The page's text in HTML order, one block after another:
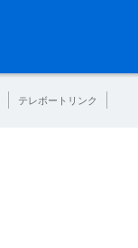
テレボートリンク